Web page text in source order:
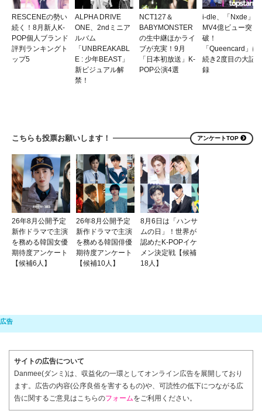
RESCENEの勢い
続く！8月新人K-
POP個人ブランド
評判ランキングト
ップ5
ALPHA DRIVE
ONE、2ndミニア
ルバム
「UNBREAKABL
E : 少年BEAST」
新ビジュアル解
禁！
NCT127＆
BABYMONSTER
の生中継ほかライ
ブが充実！9月
「日本初放送」K-
POP公演4選
i-dle、「Nxde」
MV4億ビュー突
破！
「Queencard」に
続き2度目の大記
録
こちらも投票お願いします！ アンケートTOP
26年8月公開予定
新作ドラマで主演
を務める韓国女優
期待度アンケート
【候補6人】
26年8月公開予定
新作ドラマで主演
を務める韓国俳優
期待度アンケート
【候補10人】
8月6日は「ハンサ
ムの日」！世界が
認めたK-POPイケ
メン決定戦【候補
18人】
サイトの広告について
Danmee(ダンミ)は、収益化の一環としてオンライン広告を展開しており
ます。広告の内容(公序良俗を害するもの)や、可読性の低下につながる広
告に関するご意見はこちらのフォームをご利用ください。